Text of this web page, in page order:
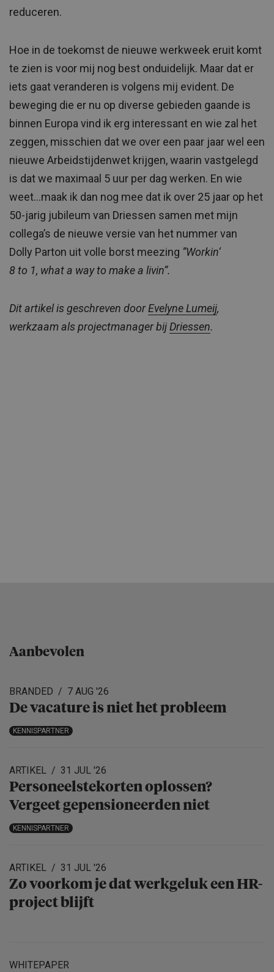
reduceren.
Hoe in de toekomst de nieuwe werkweek eruit komt
te zien is voor mij nog best onduidelijk. Maar dat er
iets gaat veranderen is volgens mij evident. De
beweging die er nu op diverse gebieden gaande is
binnen Europa vind ik erg interessant en wie zal het
zeggen, misschien dat we over een paar jaar wel een
nieuwe Arbeidstijdenwet krijgen, waarin vastgelegd
is dat we maximaal 5 uur per dag werken. En wie
weet…maak ik dan nog mee dat ik over 25 jaar op het
50-jarig jubileum van Driessen samen met mijn
collega’s de nieuwe versie van het nummer van
Dolly Parton uit volle borst meezing ”Workin‘
8to 1, whata wayto make a livin”.
Dit artikel is geschreven doorEvelyne Lumeij,
werkzaam als projectmanager bijDriessen.
Aanbevolen
BRANDED 7 AUG '26
De vacature is niet het probleem
KENNISPARTNER
ARTIKEL 31 JUL '26
Personeels­te­korten oplossen?
Vergeet gepensio­neerden niet
KENNISPARTNER
ARTIKEL 31 JUL '26
Zo voorkom je dat werkgeluk een HR-
project blijft
WHITEPAPER